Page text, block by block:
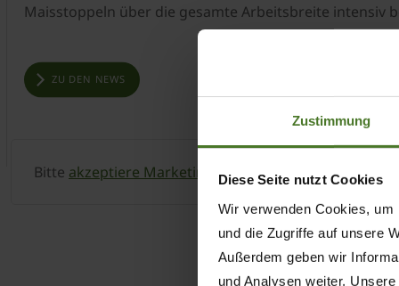
Zustimmung
Diese Seite nutzt Cookies
Wir verwenden Cookies,
und die Zugriffe auf unsere
Außerdem geben wir
und Analysen weiter.
Maisstoppeln über die gesamte Arbeitsbreite intensiv
ZU DEN NEWS
Bitte akzeptiere Marketing-Cookies , um diesen Inhalt